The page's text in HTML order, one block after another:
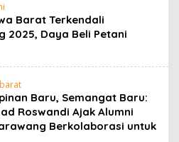
Barat Terkendali
2025, Daya Beli Petani
Baru, Semangat Baru:
Roswandi Ajak Alumni
Berkolaborasi untuk